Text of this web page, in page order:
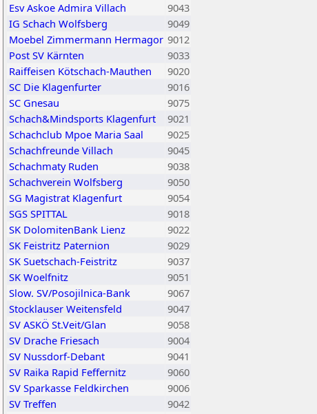
Esv Askoe Admira Villach
9043
IG Schach Wolfsberg
9049
Moebel Zimmermann Hermagor 9012
Post SV Kärnten
9033
Raiffeisen Kötschach-Mauthen
9020
SC Die Klagenfurter
9016
SC Gnesau
9075
Schach&Mindsports Klagenfurt
9021
Schachclub Mpoe Maria Saal
9025
Schachfreunde Villach
9045
Schachmaty Ruden
9038
Schachverein Wolfsberg
9050
SG Magistrat Klagenfurt
9054
SGS SPITTAL
9018
SK DolomitenBank Lienz
9022
SK Feistritz Paternion
9029
SK Suetschach-Feistritz
9037
SK Woelfnitz
9051
Slow. SV/Posojilnica-Bank
9067
Stocklauser Weitensfeld
9047
SV ASKÖ St.Veit/Glan
9058
SV Drache Friesach
9004
SV Nussdorf-Debant
9041
SV Raika Rapid Feffernitz
9060
SV Sparkasse Feldkirchen
9006
SV Treffen
9042